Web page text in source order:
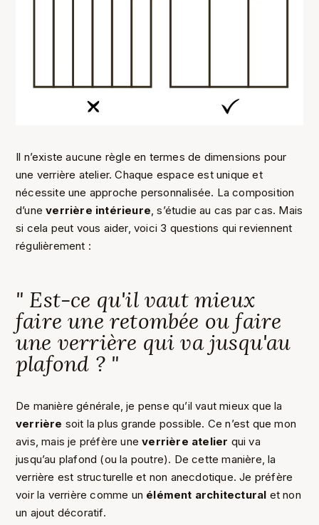
Il n’existe aucune règle en termes de dimensions pour
une verrière atelier. Chaque espace est unique et
nécessite une approche personnalisée. La composition
d’une verrière intérieure , s’étudie au cas par cas. Mais
si cela peut vous aider, voici 3 questions qui reviennent
régulièrement :
" Est-ce qu'il vaut mieux
faire une retombée ou faire
une verrière qui va jusqu'au
plafond ? "
De manière générale, je pense qu’il vaut mieux que la
verrière soit la plus grande possible. Ce n’est que mon
avis, mais je préfère uneverrière atelier qui va
jusqu’au plafond (ou la poutre). De cette manière, la
verrière est structurelle et non anecdotique. Je préfère
voir la verrière comme un élément architectural et non
un ajout décoratif.